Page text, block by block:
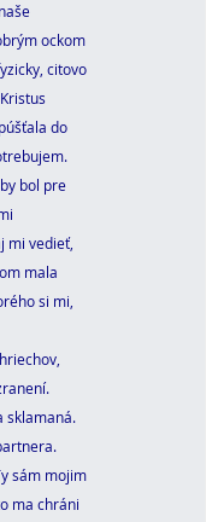
ockom
citovo
do
bol pre
mi vedieť,
mala
si mi,
sklamaná.
sám mojim
ma chráni